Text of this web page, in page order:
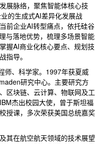
展脉络，聚焦智能体核心技
的生成式AI差异化发展战
前企业AI转型痛点，依托硅谷
与落地优势，梳理多场景智能
握AI商业化核心要点、规划技
指导。
师、科学家。1997年获夏威
研究中心。主要研究方
区块链、云计算、物联网及工
杰出校园大使，曾于斯坦福
授课，多次荣获美国总统嘉奖
其在航空航天领域的技术展望